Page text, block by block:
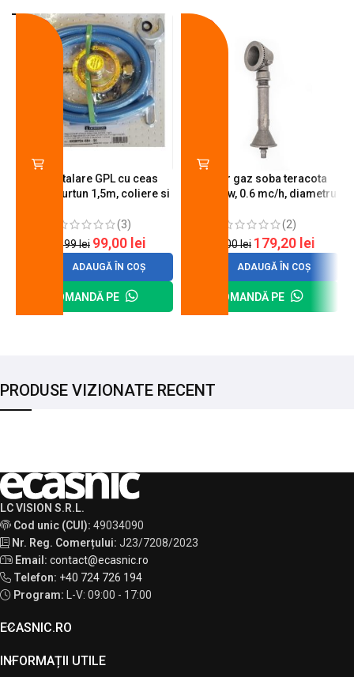
Kit instalare GPL cu ceas
butelie, furtun 1,5m, coliere si
(3)
120,99lei 99,00 lei
ADAUGĂ ÎN COȘ
COMANDĂ PE
Arzator gaz soba teracota
A600, 6 kw, 0.6 mc/h, diametru
(2)
200,00lei 179,20 lei
ADAUGĂ ÎN COȘ
COMANDĂ PE
PRODUSE VIZIONATE RECENT
LC VISION S.R.L.
Cod unic (CUI): 49034090
Nr. Reg. Comerțului: J23/7208/2023
Email: contact@ecasnic.ro
Telefon: +40 724 726 194
Program:
L-V: 09:00 - 17:00
ECASNIC.RO
INFORMAȚII UTILE